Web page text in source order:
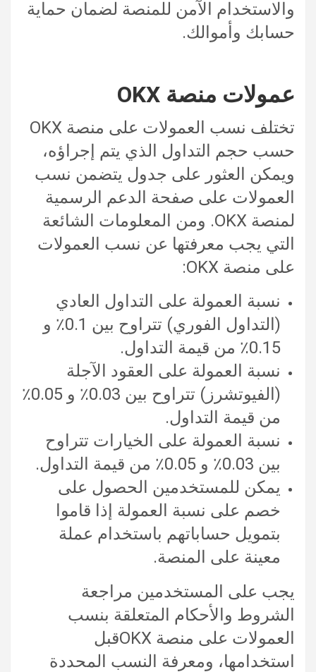
والاستخدام الآمن للمنصة لضمان حماية
حسابك وأموالك.
عمولات منصة OKX
تختلف نسب العمولات على منصة OKX
حسب حجم التداول الذي يتم إجراؤه،
ويمكن العثور على جدول يتضمن نسب
العمولات على صفحة الدعم الرسمية
لمنصة OKX. ومن المعلومات الشائعة
التي يجب معرفتها عن نسب العمولات
على منصة OKX:
نسبة العمولة على التداول العادي
(التداول الفوري) تتراوح بين 0.1٪ و
0.15٪ من قيمة التداول.
نسبة العمولة على العقود الآجلة
(الفيوتشرز) تتراوح بين 0.03٪ و 0.05٪
من قيمة التداول.
نسبة العمولة على الخيارات تتراوح
بين 0.03٪ و 0.05٪ من قيمة التداول.
يمكن للمستخدمين الحصول على
خصم على نسبة العمولة إذا قاموا
بتمويل حساباتهم باستخدام عملة
معينة على المنصة.
يجب على المستخدمين مراجعة
الشروط والأحكام المتعلقة بنسب
العمولات على منصة OKXقبل
استخدامها، ومعرفة النسب المحددة